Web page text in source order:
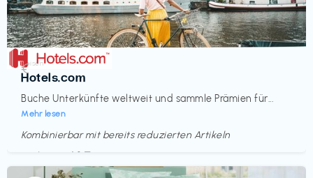
Reisen
Hotels.com
Buche Unterkünfte weltweit und sammle Prämien für...
Mehr lesen
€‎
Kombinierbar mit bereits reduzierten Artikeln
Endet in
<60 Tagen